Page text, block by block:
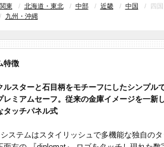
関東
北海道・東北 中部 近畿 中国
四国
九州・沖縄
特徴
ルスターと石目柄をモチーフにしたシンプル
レミアムセーフ。従来の金庫イメージを一新
タッチパネル式
ステムはスタイリッシュで多機能な独自の